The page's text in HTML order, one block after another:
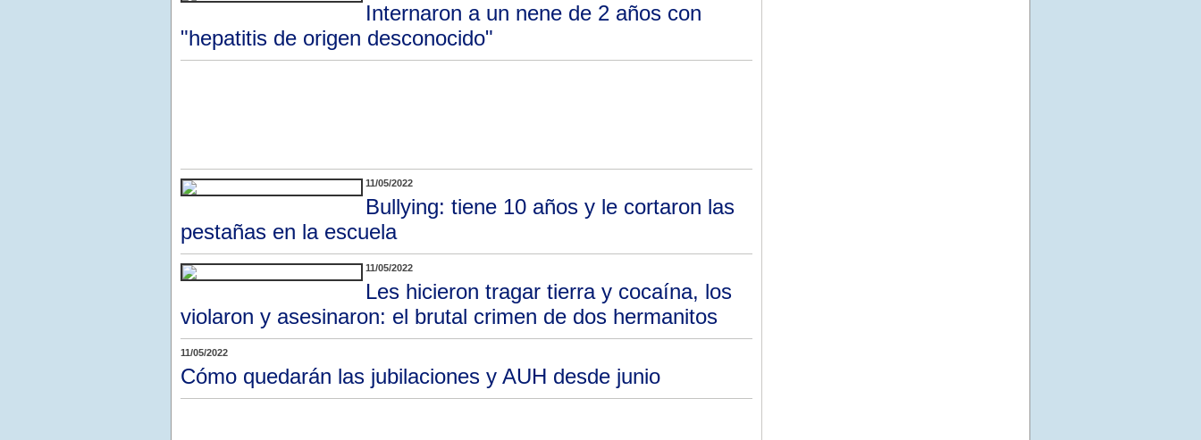
Internaron a un nene de 2 años con
"hepatitis de origen desconocido"
11/05/2022
Bullying: tiene 10 años y le cortaron las
pestañas en la escuela
11/05/2022
Les hicieron tragar tierra y cocaína, los
violaron y asesinaron: el brutal crimen de dos hermanitos
11/05/2022
Cómo quedarán las jubilaciones y AUH desde junio